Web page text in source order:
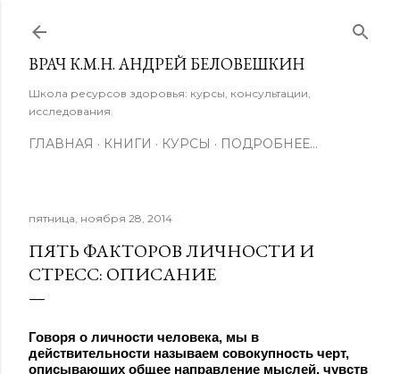
ВРАЧ К.М.Н. АНДРЕЙ БЕЛОВЕШКИН
Школа ресурсов здоровья: курсы, консультации,
исследования.
ГЛАВНАЯ КНИГИ КУРСЫ ПОДРОБНЕЕ…
пятница, ноября 28, 2014
ПЯТЬ ФАКТОРОВ ЛИЧНОСТИ И
СТРЕСС: ОПИСАНИЕ
Говоря о личности человека, мы в
действительности называем совокупность черт,
описывающих общее направление мыслей, чувств